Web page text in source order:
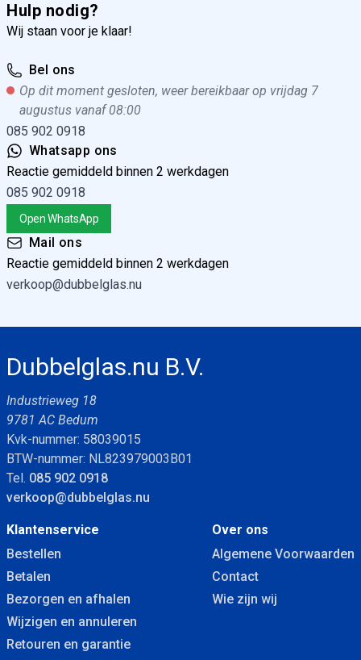
Hulp nodig?
Wij staan voor je klaar!
Bel ons
Op dit moment gesloten, weer bereikbaar op vrijdag 7
augustus vanaf 08:00
085 902 0918
Whatsapp ons
Reactie gemiddeld binnen 2 werkdagen
085 902 0918
Open WhatsApp
Mail ons
Reactie gemiddeld binnen 2 werkdagen
verkoop@dubbelglas.nu
Dubbelglas.nu B.V.
Industrieweg 18
9781 AC Bedum
Kvk-nummer: 58039015
BTW-nummer: NL823979003B01
Tel. 085 902 0918
verkoop@dubbelglas.nu
Klantenservice
Bestellen
Betalen
Bezorgen en afhalen
Wijzigen en annuleren
Retouren en garantie
Over ons
Algemene Voorwaarden
Contact
Wie zijn wij